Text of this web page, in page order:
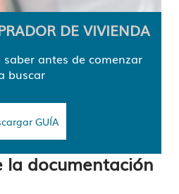
DE VIVIENDA
antes de comenzar
buscar
GUÍA
la documentación